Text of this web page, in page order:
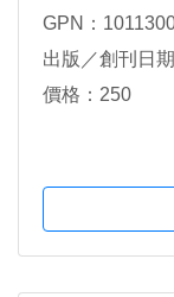
GPN：
出版／創刊日
價格：250